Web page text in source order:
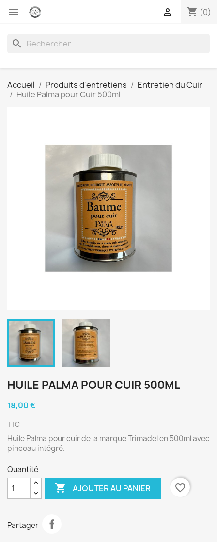
 shopping_cart (0)

search
Accueil Produits d'entretiens
Entretien du Cuir
Huile Palma pour Cuir 500ml
HUILE PALMA POUR CUIR 500ML
18,00 €
TTC
Huile Palma pour cuir de la marque Trimadel en 500ml avec
pinceau intégré.
Quantité
 AJOUTER AU PANIER favorite_border
Partager